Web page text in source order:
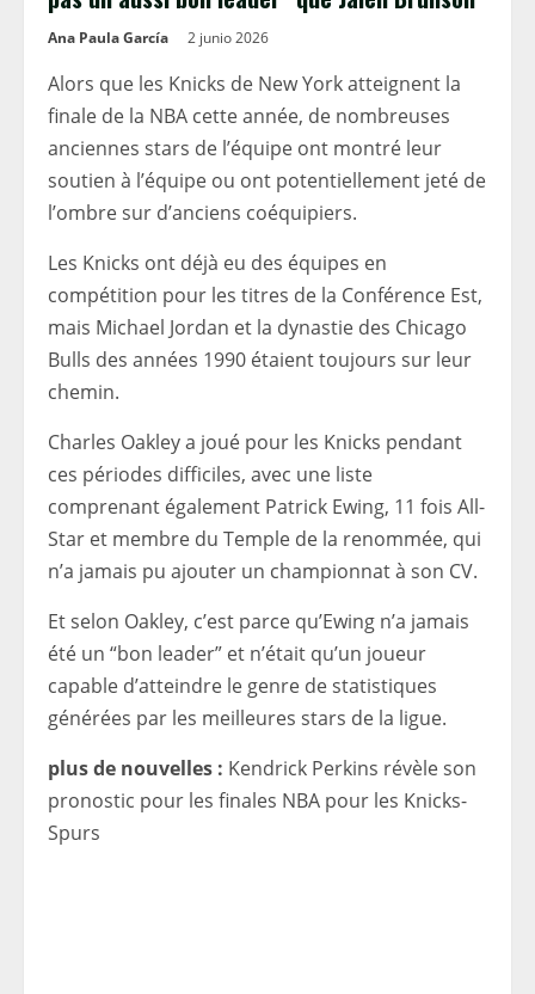
Ana Paula García 2 junio 2026
Alors que les Knicks de New York atteignent la
finale de la NBA cette année, de nombreuses
anciennes stars de l’équipe ont montré leur
soutien à l’équipe ou ont potentiellement jeté de
l’ombre sur d’anciens coéquipiers.
Les Knicks ont déjà eu des équipes en
compétition pour les titres de la Conférence Est,
mais Michael Jordan et la dynastie des Chicago
Bulls des années 1990 étaient toujours sur leur
chemin.
Charles Oakley a joué pour les Knicks pendant
ces périodes difficiles, avec une liste
comprenant également Patrick Ewing, 11 fois All-
Star et membre du Temple de la renommée, qui
n’a jamais pu ajouter un championnat à son CV.
Et selon Oakley, c’est parce qu’Ewing n’a jamais
été un “bon leader” et n’était qu’un joueur
capable d’atteindre le genre de statistiques
générées par les meilleures stars de la ligue.
plus de nouvelles : Kendrick Perkins révèle son
pronostic pour les finales NBA pour les Knicks-
Spurs